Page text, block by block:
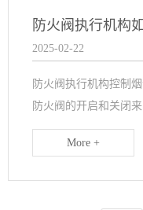
防火阀执行机构
2025-02-22
防火阀执行机构控制
防火阀的开启和关闭来
More +